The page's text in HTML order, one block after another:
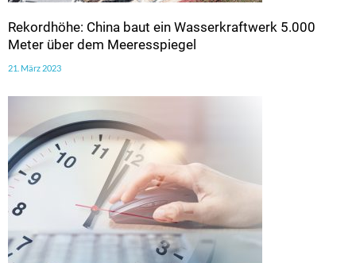
Rekordhöhe: China baut ein Wasserkraftwerk 5.000
Meter über dem Meeresspiegel
21. März 2023